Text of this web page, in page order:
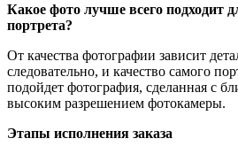
Какое фото лучше всего подходит
портрета?
От качества фотографии зависит
следовательно, и качество самого
подойдет фотография, сделанная с
высоким разрешением фотокамеры.
Этапы исполнения заказа